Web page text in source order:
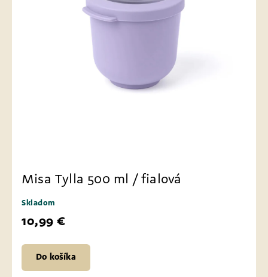
Misa Tylla 500 ml / fialová
Skladom
10,99 €
Do košíka